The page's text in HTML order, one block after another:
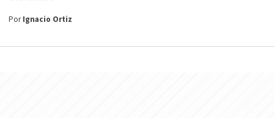
PorIgnacio Ortiz